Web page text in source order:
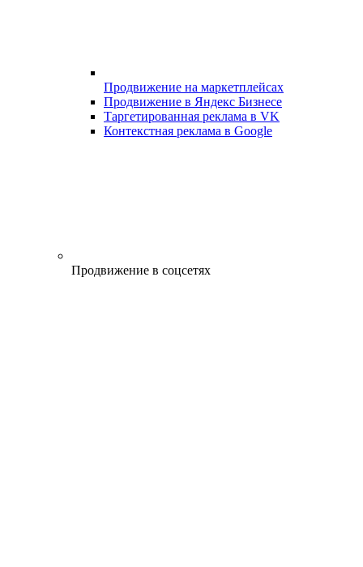
Продвижение на маркетплейсах
Продвижение в Яндекс Бизнесе
Таргетированная реклама в VK
Контекстная реклама в Google
Продвижение в соцсетях